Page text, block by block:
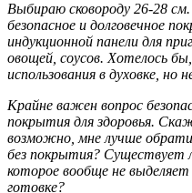
Выбираю сковороду 26-28
безопасное и долговечное
индукционной панели для
овощей, соусов. Хотелось
использования в духовке, но
Крайне важен вопрос
покрытия для здоровья.
возможно, мне лучше
без покрытия? Существует
которое вообще не
готовке?